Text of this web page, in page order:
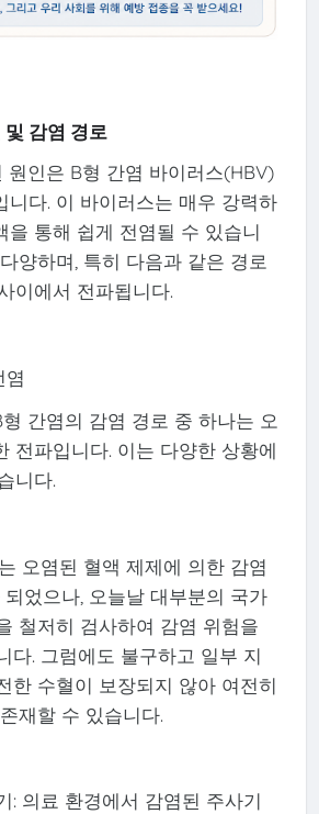
감염 경로
원인은 B형 간염 바이러스(HBV)
니다. 이 바이러스는 매우 강력하
을 통해 쉽게 전염될 수 있습니
양하며, 특히 다음과 같은 경로
이에서 전파됩니다.
염
간염의 감염 경로 중 하나는 오
전파입니다. 이는 다양한 상황에
니다.
오염된 혈액 제제에 의한 감염
었으나, 오늘날 대부분의 국가
철저히 검사하여 감염 위험을
다. 그럼에도 불구하고 일부 지
한 수혈이 보장되지 않아 여전히
재할 수 있습니다.
: 의료 환경에서 감염된 주사기